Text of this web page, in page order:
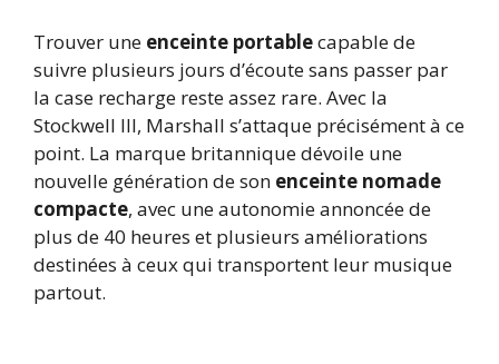
Trouver une enceinte portablecapable de
suivre plusieurs jours d’écoute sans passer par
la case recharge reste assez rare. Avec la
Stockwell III, Marshall s’attaque précisément à ce
point. La marque britannique dévoile une
nouvelle génération de son enceinte nomade
compacte, avec une autonomie annoncée de
plus de 40 heures et plusieurs améliorations
destinées à ceux qui transportent leur musique
partout.